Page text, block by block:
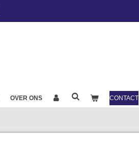
OVER ONS CONTACT